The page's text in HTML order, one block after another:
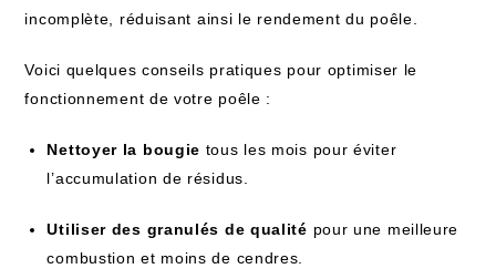
incomplète, réduisant ainsi le rendement du poêle.
Voici quelques conseils pratiques pour optimiser le
fonctionnement de votre poêle :
Nettoyer la bougie tous les mois pour éviter
l’accumulation de résidus.
Utiliser des granulés de qualité pour une meilleure
combustion et moins de cendres.